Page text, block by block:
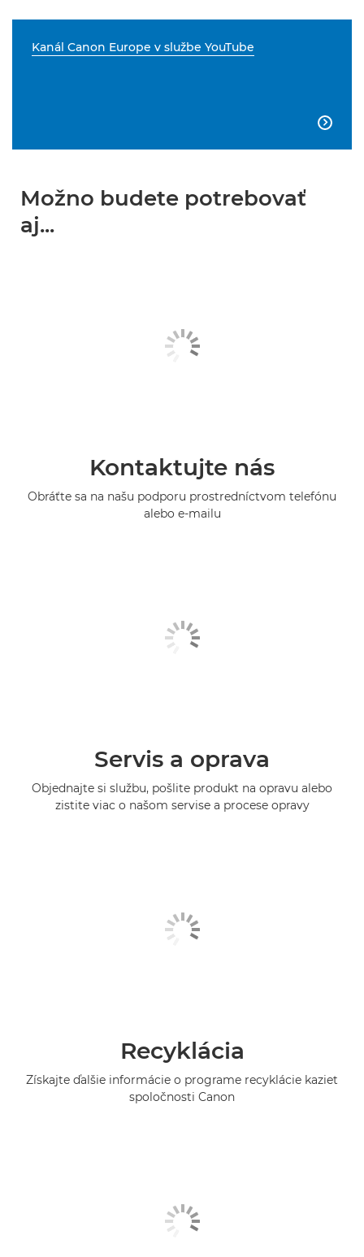
Kanál Canon Europe v službe YouTube

Možno budete potrebovať
aj...
Kontaktujte nás
Obráťte sa na našu podporu prostredníctvom telefónu
alebo e-mailu
Servis a oprava
Objednajte si službu, pošlite produkt na opravu alebo
zistite viac o našom servise a procese opravy
Recyklácia
Získajte ďalšie informácie o programe recyklácie kaziet
spoločnosti Canon